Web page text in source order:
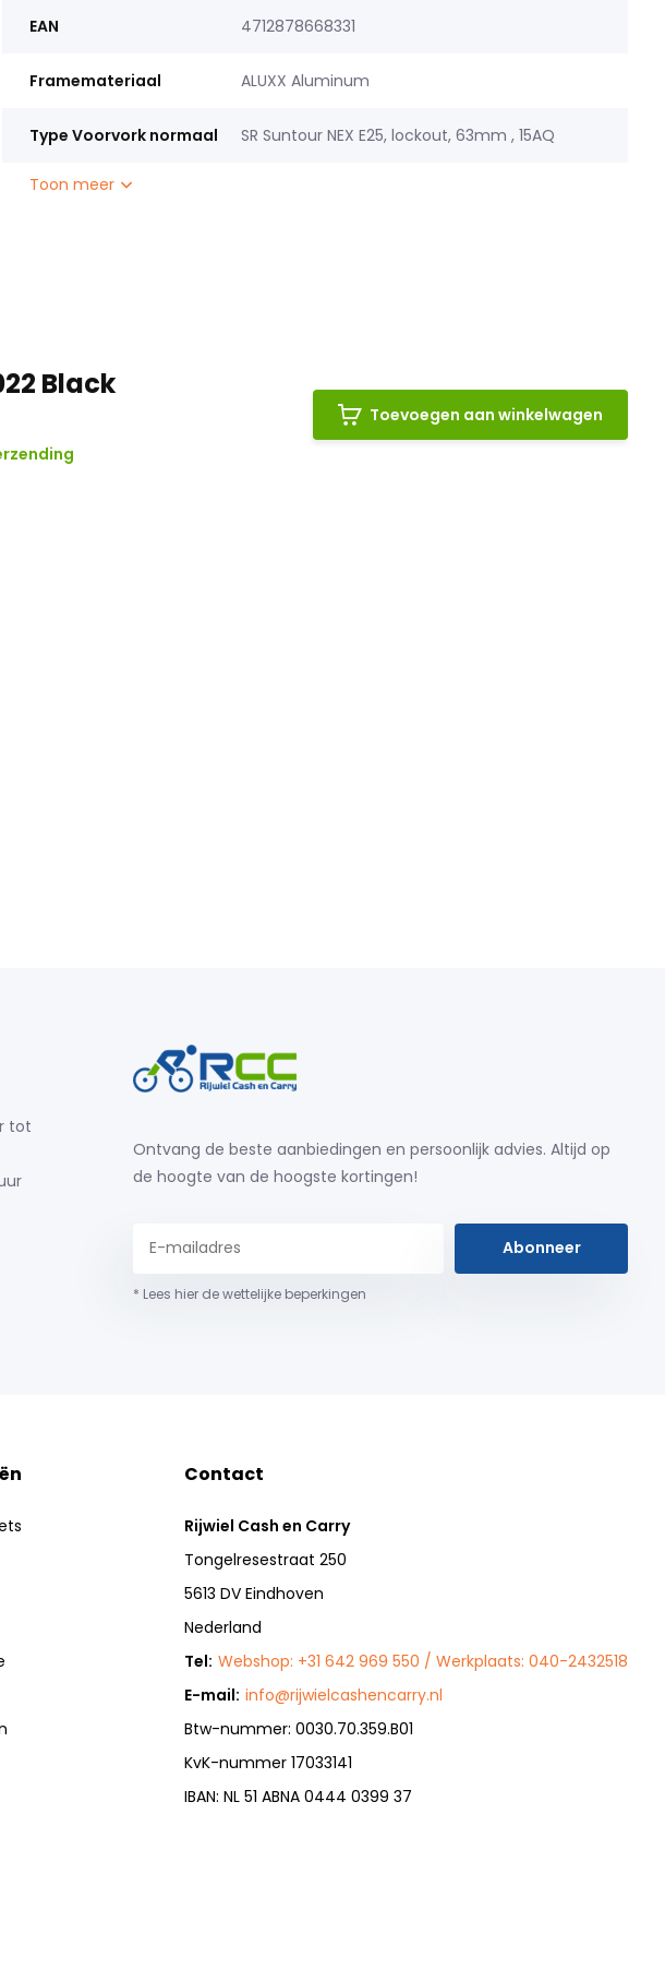
EAN 4712878668331
Framemateriaal ALUXX Aluminum
Type Voorvork normaal SR Suntour NEX E25, lockout, 63mm , 15AQ
Toon meer
Black
Toevoegen aan winkelwagen
tot
Ontvang de beste aanbiedingen en persoonlijk advies. Altijd op
de hoogte van de hoogste kortingen!
Abonneer
* Lees hier de wettelijke beperkingen
Contact
Rijwiel Cash en Carry
Tongelresestraat 250
5613 DV Eindhoven
Nederland
Tel: Webshop: +31 642 969 550 / Werkplaats: 040-2432518
E-mail: info@rijwielcashencarry.nl
Btw-nummer: 0030.70.359.B01
KvK-nummer 17033141
IBAN: NL 51 ABNA 0444 0399 37